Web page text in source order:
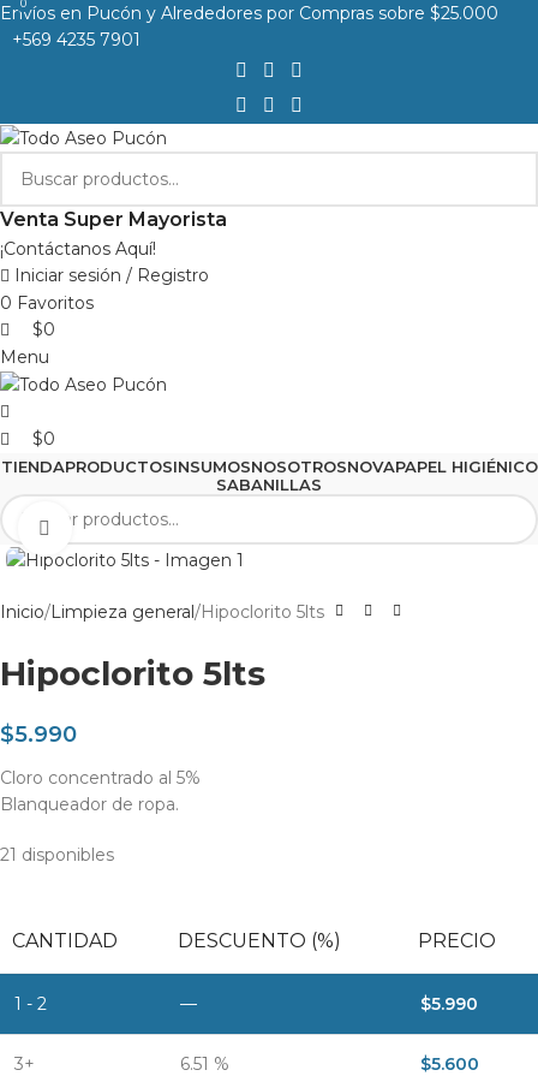
Envíos en Pucón y Alrededores por Compras sobre $25.000
+569 4235 7901
Venta Super Mayorista
¡Contáctanos Aquí!
Iniciar sesión / Registro
0 Favoritos
0
$0
Menu
0
$0
TIENDAPRODUCTOSINSUMOSNOSOTROSNOVAPAPEL HIGIÉNICO
SABANILLAS
Clic para agrandar
Inicio Limpieza general Hipoclorito 5lts
Hipoclorito 5lts
$5.990
Cloro concentrado al 5%
Blanqueador de ropa.
21 disponibles
CANTIDAD DESCUENTO (%) PRECIO
1 - 2 — $5.990
3+ 6.51 % $5.600